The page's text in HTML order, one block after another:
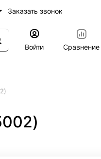
Заказать звонок
Войти Сравнение